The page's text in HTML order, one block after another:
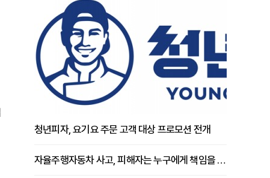
청년피자, 요기요 주문 고객 대상 프로모션 전개
자율주행자동차 사고, 피해자는 누구에게 책임을 물을 수 있을까